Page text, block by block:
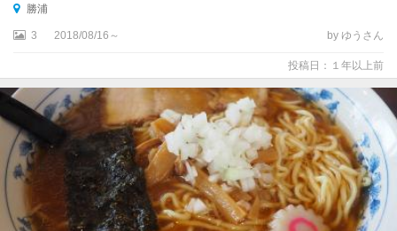
勝浦
3 2018/08/16～ by ゆうさん
投稿日：１年以上前